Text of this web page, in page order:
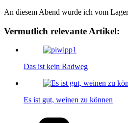
An diesem Abend wurde ich vom
Vermutlich relevante Artikel:
Das ist kein Radweg
Es ist gut, weinen zu können